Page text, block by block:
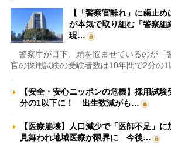
【「警察官離れ」に歯止
が本気で取り組む「警察
現…
警察庁が目下、頭を悩ませているのが「
官の採用試験の受験者数は10年間で2分の1
【安全・安心ニッポンの危機】採用試
分の1以下に！ 出生数減がも…
【医療崩壊】人口減少で「医師不足」
見舞われ地域医療が限界に 今後…